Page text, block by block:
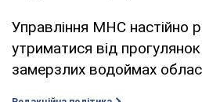
Управління МНС настійно
утриматися від
замерзлих водоймах